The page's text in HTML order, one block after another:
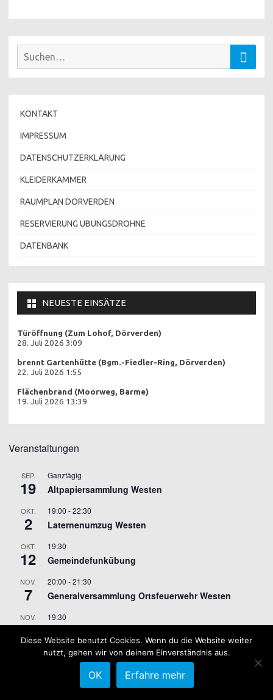
Suchen
KONTAKT
IMPRESSUM
DATENSCHUTZERKLÄRUNG
KLEIDERKAMMER
RAUMPLAN DÖRVERDEN
RESERVIERUNG ÜBUNGSDROHNE
DATENBANK
NEUESTE EINSÄTZE
Türöffnung (Zum Lohof, Dörverden)
28. Juli 2026 3:09
brennt Gartenhütte (Bgm.-Fiedler-Ring, Dörverden)
22. Juli 2026 1:55
Flächenbrand (Moorweg, Barme)
19. Juli 2026 13:39
Veranstaltungen
SEP.
19
Ganztägig
Altpapiersammlung Westen
OKT.
2
19:00 -22:30
Laternenumzug Westen
OKT.
12
19:30
Gemeindefunkübung
NOV.
7
20:00 -21:30
Generalversammlung Ortsfeuerwehr Westen
NOV.
9
19:30
Kalender anzeigen
Diese Website benutzt Cookies. Wenn du die Website weiter
nutzt, gehen wir von deinem Einverständnis aus.
OK Erfahre mehr